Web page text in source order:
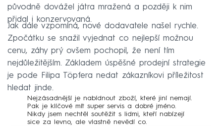
původně dovážel játra mražená a později k nim
přidal i konzervovaná.
Jak dále vzpomíná, nové dodavatele našel rychle.
Zpočátku se snažil vyjednat co nejlepší možnou
cenu, záhy prý ovšem pochopil, že není tím
nejdůležitějším. Základem úspěšné prodejní strategie
je pode Filipa Töpfera nedat zákazníkovi příležitost
hledat jinde.
Nejzásadnější je nabídnout zboží, které jiní nemají.
Pak je klíčové mít super servis a dobré jméno.
Nikdy jsem nechtěl soutěžit s lidmi, kteří nabízejí
sice za levno, ale vlastně nevědí co.